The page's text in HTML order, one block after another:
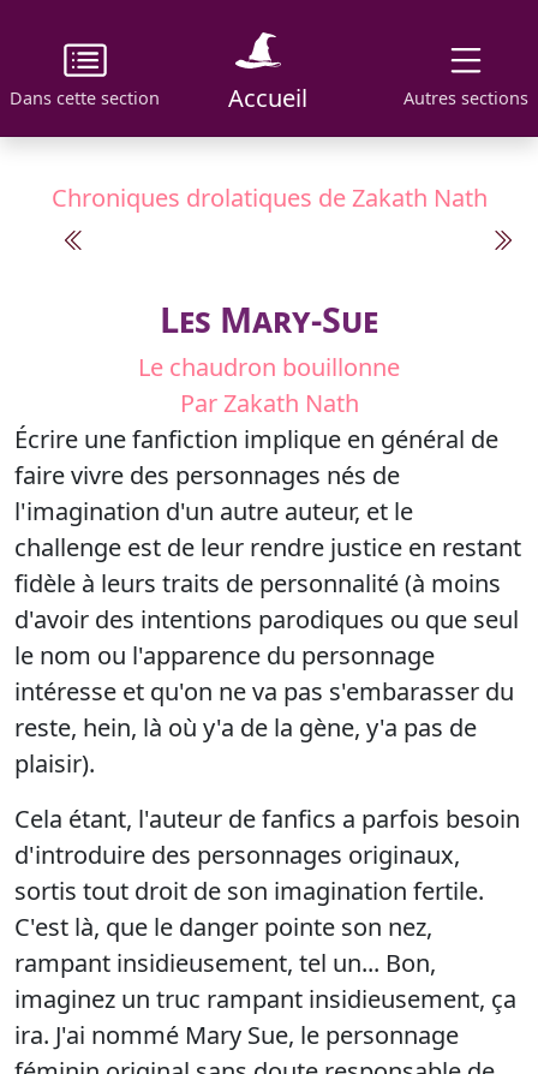
Dans cette section Accueil Autres sections
Chroniques drolatiques de Zakath Nath
Les Mary-Sue
Le chaudron bouillonne
Par Zakath Nath
Écrire une fanfiction implique en général de
faire vivre des personnages nés de
l'imagination d'un autre auteur, et le
challenge est de leur rendre justice en restant
fidèle à leurs traits de personnalité (à moins
d'avoir des intentions parodiques ou que seul
le nom ou l'apparence du personnage
intéresse et qu'on ne va pas s'embarasser du
reste, hein, là où y'a de la gène, y'a pas de
plaisir).
Cela étant, l'auteur de fanfics a parfois besoin
d'introduire des personnages originaux,
sortis tout droit de son imagination fertile.
C'est là, que le danger pointe son nez,
rampant insidieusement, tel un... Bon,
imaginez un truc rampant insidieusement, ça
ira. J'ai nommé Mary Sue, le personnage